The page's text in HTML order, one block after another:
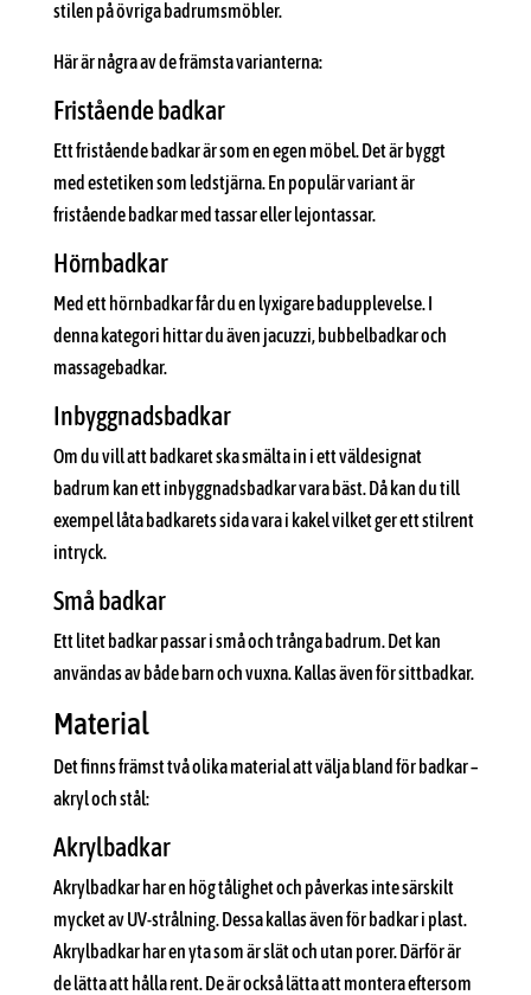
stilen på övriga badrumsmöbler.
Här är några av de främsta varianterna:
Fristående badkar
Ett fristående badkar är som en egen möbel. Det är byggt
med estetiken som ledstjärna. En populär variant är
fristående badkar med tassar eller lejontassar.
Hörnbadkar
Med ett hörnbadkar får du en lyxigare badupplevelse. I
denna kategori hittar du även jacuzzi, bubbelbadkar och
massagebadkar.
Inbyggnadsbadkar
Om du vill att badkaret ska smälta in i ett väldesignat
badrum kan ett inbyggnadsbadkar vara bäst. Då kan du till
exempel låta badkarets sida vara i kakel vilket ger ett stilrent
intryck.
Små badkar
Ett litet badkar passar i små och trånga badrum. Det kan
användas av både barn och vuxna. Kallas även för sittbadkar.
Material
Det finns främst två olika material att välja bland för badkar –
akryl och stål:
Akrylbadkar
Akrylbadkar har en hög tålighet och påverkas inte särskilt
mycket av UV-strålning. Dessa kallas även för badkar i plast.
Akrylbadkar har en yta som är slät och utan porer. Därför är
de lätta att hålla rent. De är också lätta att montera eftersom